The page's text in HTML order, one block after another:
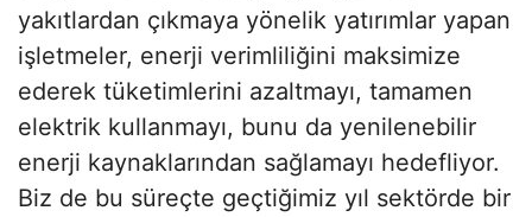
yakıtlardan çıkmaya yönelik yatırımlar yapan
işletmeler, enerji verimliliğini maksimize
ederek tüketimlerini azaltmayı, tamamen
elektrik kullanmayı, bunu da yenilenebilir
enerji kaynaklarından sağlamayı hedefliyor.
Biz de bu süreçte geçtiğimiz yıl sektörde bir